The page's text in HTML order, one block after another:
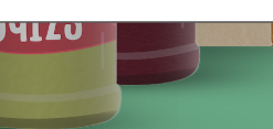
snel mogelijk bij je
makkelijker? Dat